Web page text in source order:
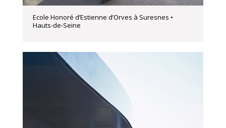
Ecole Honoré d’Estienne d’Orves à Suresnes •
Hauts-de-Seine